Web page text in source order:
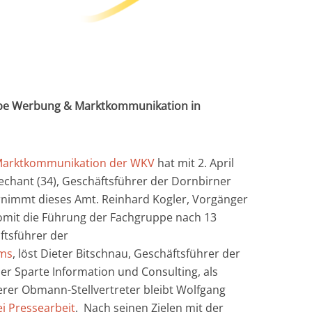
Werbung & Marktkommunikation in
der WKV hat mit 2. April
(34), Geschäftsführer der Dornbirner
dieses Amt. Reinhard Kogler, Vorgänger
die Führung der Fachgruppe nach 13
der
, löst Dieter Bitschnau, Geschäftsführer der
Sparte Information und Consulting, als
Obmann-Stellvertreter bleibt Wolfgang
Pressearbeit. Nach seinen Zielen mit der